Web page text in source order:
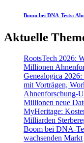
Boom bei DNA-Tests:
Aktuelle
RootsTech 2026:
Millionen
Genealogica
mit Vorträgen,
Ahnenforschung-
Millionen neue
MyHeritage:
Milliarden
Boom bei DNA-
wachsenden Markt